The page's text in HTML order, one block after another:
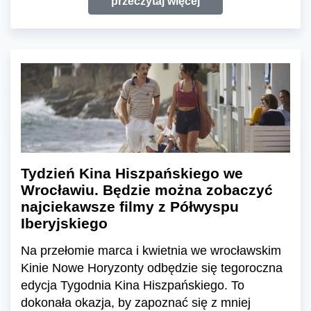
Tydzień Kina Hiszpańskiego we
Wrocławiu. Będzie można zobaczyć
najciekawsze filmy z Półwyspu
Iberyjskiego
Na przełomie marca i kwietnia we wrocławskim
Kinie Nowe Horyzonty odbędzie się tegoroczna
edycja Tygodnia Kina Hiszpańskiego. To
dokonała okazja, by zapoznać się z mniej